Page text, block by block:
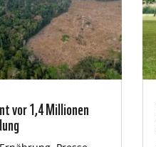
vor 1,4 Millionen